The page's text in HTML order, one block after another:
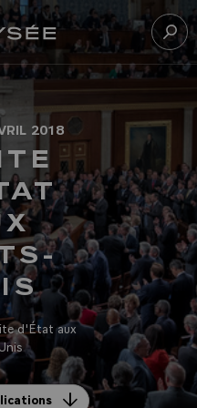
à l’accueil Élysée
2018
d'État aux